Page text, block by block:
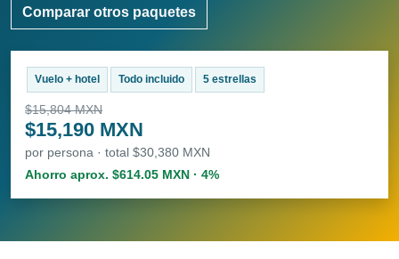
Comparar otros paquetes
Vuelo + hotel Todo incluido 5 estrellas
$15,804 MXN
$15,190 MXN
por persona · total $30,380 MXN
Ahorro aprox. $614.05 MXN · 4%